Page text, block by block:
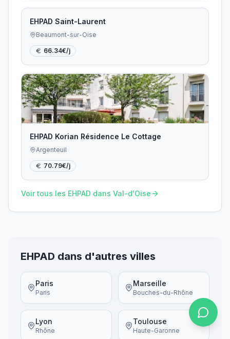
EHPAD Saint-Laurent
Beaumont-sur-Oise
66.34€/j
EHPAD Korian Résidence Le Cottage
Argenteuil
70.79€/j
Voir tous les EHPAD dans Val-d'Oise
EHPAD dans d'autres villes
Paris
Paris
Marseille
Bouches-du-Rhône
Lyon
Rhône
Toulouse
Haute-Garonne